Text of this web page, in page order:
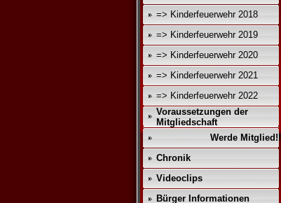
=> Kinderfeuerwehr 2018
=> Kinderfeuerwehr 2019
=> Kinderfeuerwehr 2020
=> Kinderfeuerwehr 2021
=> Kinderfeuerwehr 2022
Voraussetzungen der
Mitgliedschaft
Werde Mitglied!!
Chronik
Videoclips
Bürger Informationen